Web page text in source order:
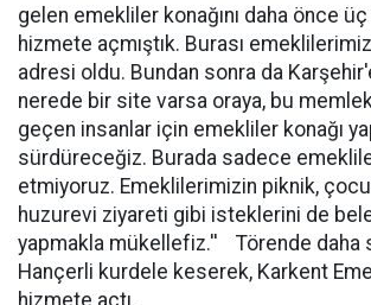
gelen emekliler konağını daha önce üç
hizmete açmıştık. Burası
adresi oldu. Bundan sonra da
nerede bir site varsa oraya, bu
geçen insanlar için emekliler konağı
sürdüreceğiz. Burada sadece
etmiyoruz. Emeklilerimizin piknik,
huzurevi ziyareti gibi isteklerini de
yapmakla mükellefiz.'' Törende daha
Hançerli kurdele keserek, Karkent
hizmete açtı.